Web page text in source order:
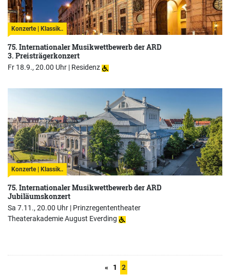
Konzerte | Klassik..
75. Internationaler Musikwettbewerb der ARD
3. Preisträgerkonzert
Fr 18.9., 20.00 Uhr | Residenz
Konzerte | Klassik..
75. Internationaler Musikwettbewerb der ARD
Jubiläumskonzert
Sa 7.11., 20.00 Uhr | Prinzregententheater
Theaterakademie August Everding
« 1 2